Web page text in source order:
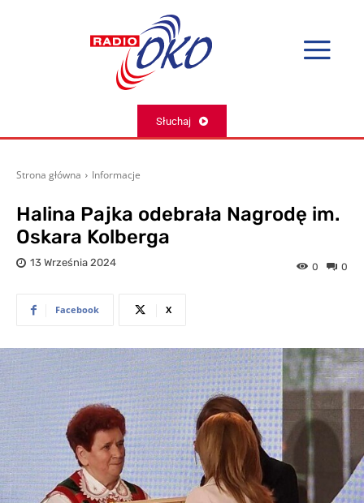
Słuchaj
Strona główna Informacje
Halina Pajka odebrała Nagrodę im.
Oskara Kolberga
13 Września 2024 0
0
Facebook X